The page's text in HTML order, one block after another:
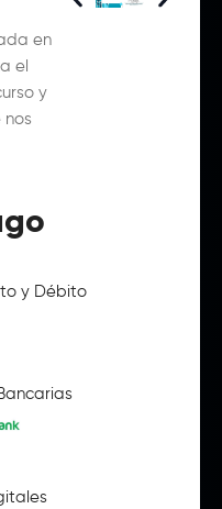
en
el
y
nos
y Débito